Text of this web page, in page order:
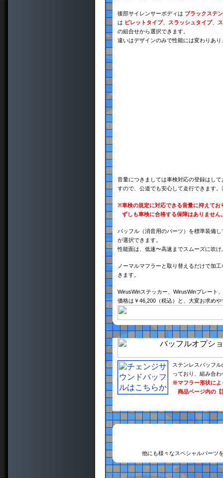
後部サイレンサーボディは ブラックステ
は ビレットタイプ、 スラッシュタイプ、
の組合せから選択できます。
違いはデザインのみで性能には変わりあ
音量につきましては車検対応の登録はし
すので、公道でも安心して走行できます
※車検の規定に対応できる音量に抑えて
ずしも車検に合格する保障はありませ
バッフル（消音用のパーツ）を標準装備
が選択できます。
性能面は、低速〜高速までスムーズに吹
ノーマルマフラーと取り替えるだけで加
きます。
WirusWinステッカー、WirusWinプレート
価格は￥46,200（税込）と、大変お求め
ステンレスバッフ
っており、組み合
※マフラー形状によ
商品ページ内の【
他にも様々なスペシャルパーツ